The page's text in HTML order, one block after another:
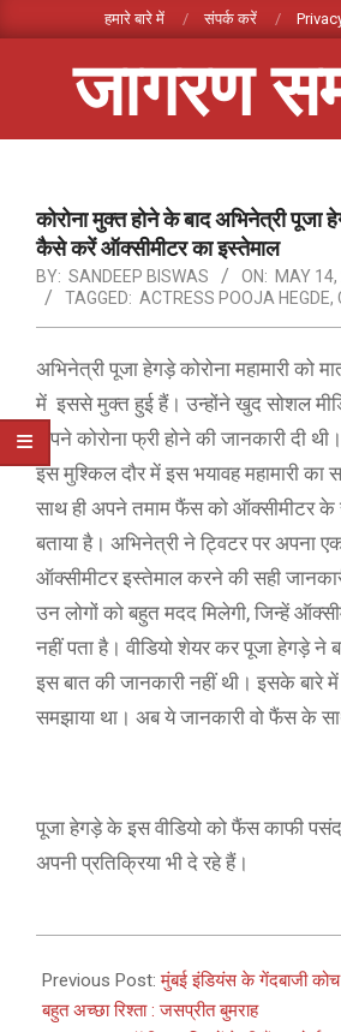
to
हमारे बारे में संपर्क करें
जागरण
Menuकोरोना मुक्त होने के बाद अभिनेत्री पूजा
कैसे करें ऑक्सीमीटर का इस्तेमाल
BY: SANDEEP BISWAS ON: MAY 14,
TAGGED: ACTRESS POOJA HEGDE,
अभिनेत्री पूजा हेगड़े कोरोना महामारी को
में इससे मुक्त हुई हैं। उन्होंने खुद सोशल
अपने कोरोना फ्री होने की जानकारी दी
इस मुश्किल दौर में इस भयावह महामारी का
साथ ही अपने तमाम फैंस को ऑक्सीमीटर के
बताया है। अभिनेत्री ने ट्विटर पर अपना
ऑक्सीमीटर इस्तेमाल करने की सही
उन लोगों को बहुत मदद मिलेगी, जिन्हें
नहीं पता है। वीडियो शेयर कर पूजा हेगड़े ने
इस बात की जानकारी नहीं थी। इसके बारे
समझाया था। अब ये जानकारी वो फैंस के
पूजा हेगड़े के इस वीडियो को फैंस काफी
अपनी प्रतिक्रिया भी दे रहे हैं।
05-
14
Previous Post:मुंबई इंडियंस के गेंदबाजी
बहुत अच्छा रिश्ता : जसप्रीत बुमराह